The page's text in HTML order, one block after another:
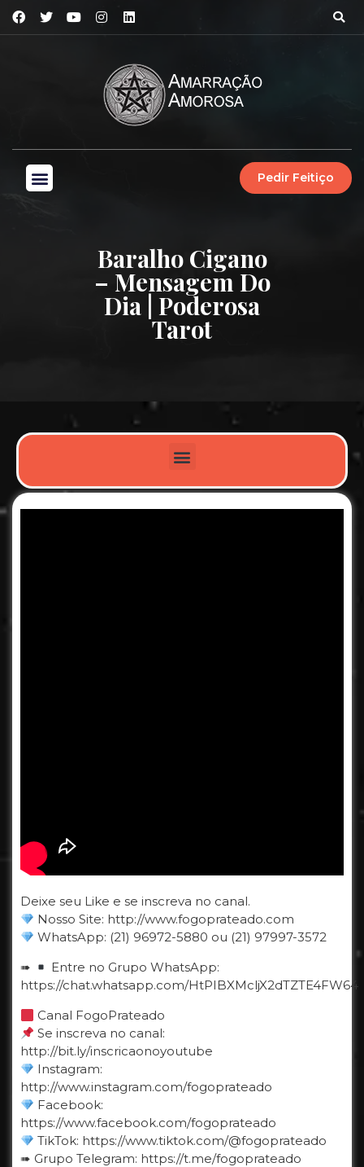
Pedir Feitiço
Baralho Cigano
– Mensagem Do
Dia | Poderosa
Tarot
Deixe seu Like e se inscreva no canal.
Nosso Site: http://www.fogoprateado.com
WhatsApp: (21) 96972-5880 ou (21) 97997-3572
➠
Entre no Grupo WhatsApp:
https://chat.whatsapp.com/HtPIBXMcljX2dTZTE4FW64
Canal FogoPrateado
Se inscreva no canal:
http://bit.ly/inscricaonoyoutube
Instagram:
http://www.instagram.com/fogoprateado
Facebook:
https://www.facebook.com/fogoprateado
TikTok: https://www.tiktok.com/@fogoprateado
➠ Grupo Telegram: https://t.me/fogoprateado